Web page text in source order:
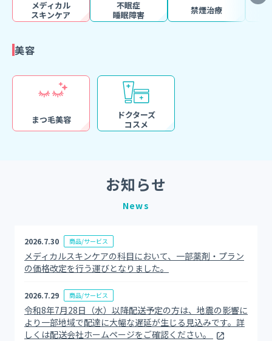
メディカル
スキンケア
不眠症
睡眠障害
禁煙治療
美容
まつ毛美容
ドクターズ
コスメ
お知らせ
News
2026.7.30 商品/サービス
メディカルスキンケアの科目において、一部薬剤・プラン
の価格改定を行う運びとなりました。
2026.7.29 商品/サービス
令和8年7月28日（水）以降配送予定の方は、地震の影響に
より一部地域で配達に大幅な遅延が生じる見込みです。詳
しくは配送会社ホームページをご確認ください。